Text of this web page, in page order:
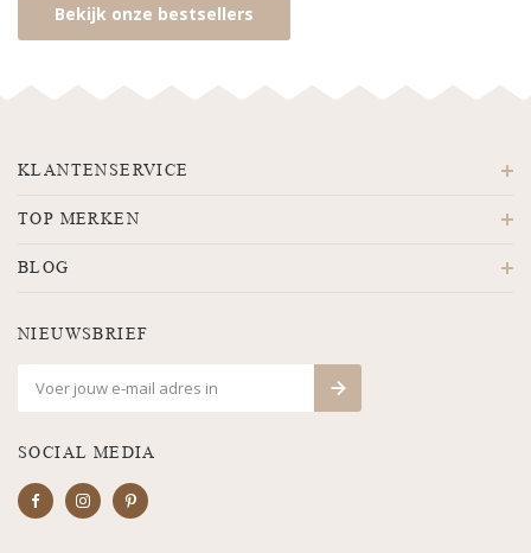
Bekijk onze bestsellers
KLANTENSERVICE
TOP MERKEN
BLOG
NIEUWSBRIEF
SOCIAL MEDIA